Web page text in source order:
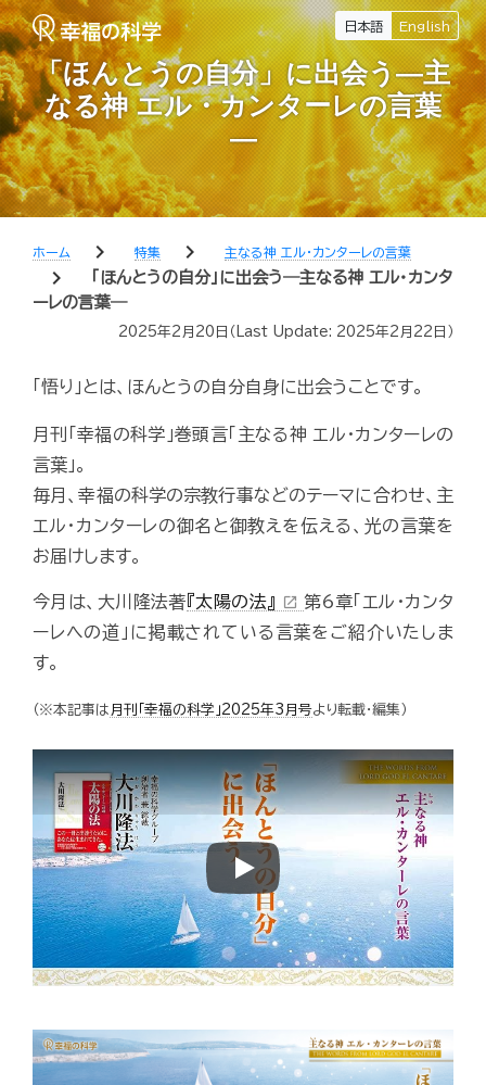
日本語 English
「ほんとうの自分」に出会う―主
なる神 エル・カンターレの言葉
―
ホーム chevron_right 特集 chevron_right 主なる神 エル・カンターレの言葉
chevron_right
「ほんとうの自分」に出会う―主なる神 エル・カンタ
ーレの言葉―
2025年2月20日 （Last Update: 2025年2月22日 ）
「悟り」とは、ほんとうの自分自身に出会うことです。
月刊「幸福の科学」巻頭言「主なる神 エル・カンターレの
言葉」。
毎月、幸福の科学の宗教行事などのテーマに合わせ、主
エル・カンターレの御名と御教えを伝える、光の言葉を
お届けします。
今月は、大川隆法著 『太陽の法』 open_in_new 第6章「エル・カンタ
ーレへの道」に掲載されている言葉をご紹介いたしま
す。
（※本記事は 月刊「幸福の科学」2025年3月号より転載・編集）
Play